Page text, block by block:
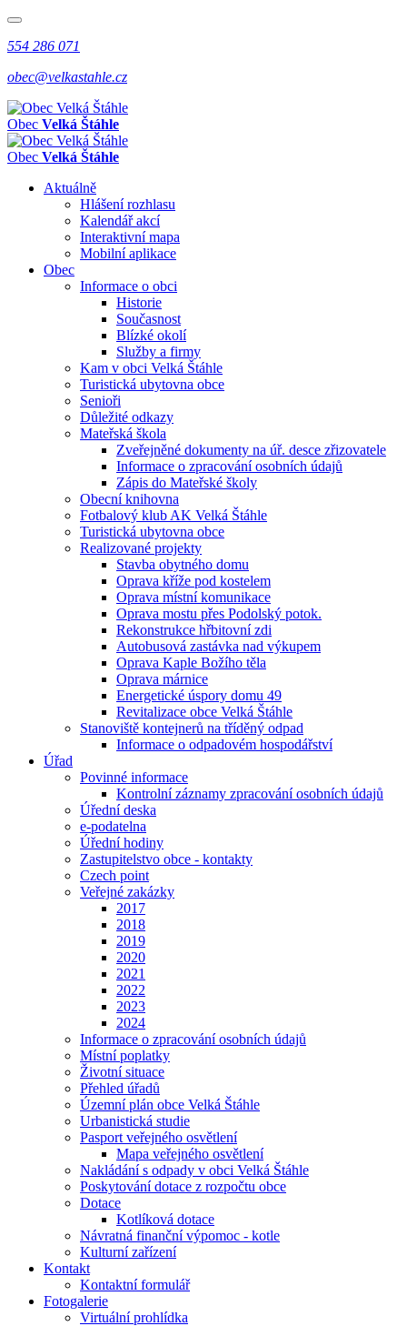
554 286 071
obec@velkastahle.cz
Obec Velká Štáhle
Obec Velká Štáhle
Aktuálně
Hlášení rozhlasu
Kalendář akcí
Interaktivní mapa
Mobilní aplikace
Obec
Informace o obci
Historie
Současnost
Blízké okolí
Služby a firmy
Kam v obci Velká Štáhle
Turistická ubytovna obce
Senioři
Důležité odkazy
Mateřská škola
Zveřejněné dokumenty na úř. desce zřizovatele
Informace o zpracování osobních údajů
Zápis do Mateřské školy
Obecní knihovna
Fotbalový klub AK Velká Štáhle
Turistická ubytovna obce
Realizované projekty
Stavba obytného domu
Oprava kříže pod kostelem
Oprava místní komunikace
Oprava mostu přes Podolský potok.
Rekonstrukce hřbitovní zdi
Autobusová zastávka nad výkupem
Oprava Kaple Božího těla
Oprava márnice
Energetické úspory domu 49
Revitalizace obce Velká Štáhle
Stanoviště kontejnerů na tříděný odpad
Informace o odpadovém hospodářství
Úřad
Povinné informace
Kontrolní záznamy zpracování osobních údajů
Úřední deska
e-podatelna
Úřední hodiny
Zastupitelstvo obce - kontakty
Czech point
Veřejné zakázky
2017
2018
2019
2020
2021
2022
2023
2024
Informace o zpracování osobních údajů
Místní poplatky
Životní situace
Přehled úřadů
Územní plán obce Velká Štáhle
Urbanistická studie
Pasport veřejného osvětlení
Mapa veřejného osvětlení
Nakládání s odpady v obci Velká Štáhle
Poskytování dotace z rozpočtu obce
Dotace
Kotlíková dotace
Návratná finanční výpomoc - kotle
Kulturní zařízení
Kontakt
Kontaktní formulář
Fotogalerie
Virtuální prohlídka